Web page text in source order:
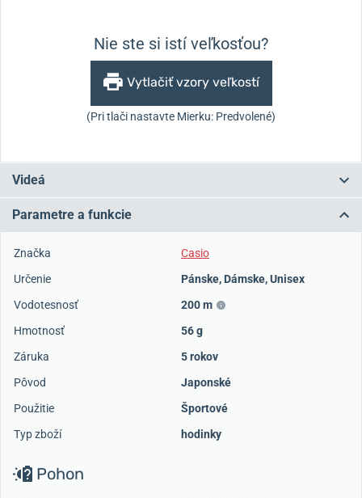
Nie ste si istí veľkosťou?
Vytlačiť vzory veľkostí
(Pri tlači nastavte Mierku: Predvolené)
Videá
Parametre a funkcie
Značka
Casio
Určenie
Pánske, Dámske,Unisex
Vodotesnosť
200 m
Hmotnosť
56 g
Záruka
5 rokov
Pôvod
Japonské
Použitie
Športové
Typ zboží
hodinky
Pohon